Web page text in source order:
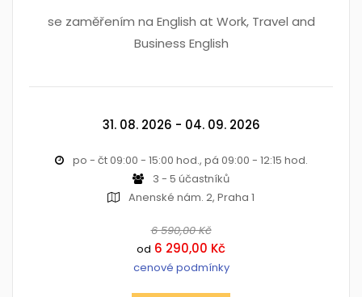
se zaměřením na English at Work, Travel and
Business English
31. 08. 2026 - 04. 09. 2026
po - čt 09:00 - 15:00 hod., pá 09:00 - 12:15 hod.
3 - 5 účastníků
Anenské nám. 2, Praha 1
6 590,00 Kč
od 6 290,00 Kč
cenové podmínky